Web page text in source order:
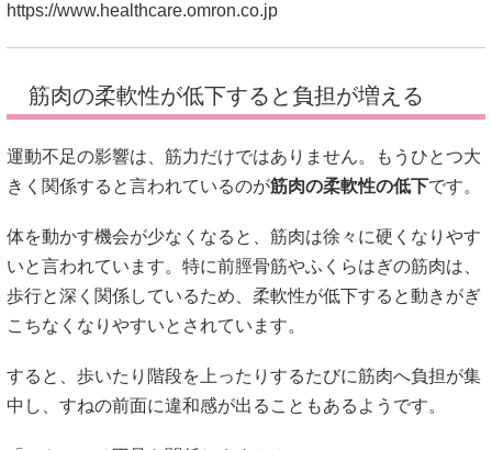
https://www.healthcare.omron.co.jp
筋肉の柔軟性が低下すると負担が増える
運動不足の影響は、筋力だけではありません。もうひとつ大
きく関係すると言われているのが筋肉の柔軟性の低下です。
体を動かす機会が少なくなると、筋肉は徐々に硬くなりやす
いと言われています。特に前脛骨筋やふくらはぎの筋肉は、
歩行と深く関係しているため、柔軟性が低下すると動きがぎ
こちなくなりやすいとされています。
すると、歩いたり階段を上ったりするたびに筋肉へ負担が集
中し、すねの前面に違和感が出ることもあるようです。